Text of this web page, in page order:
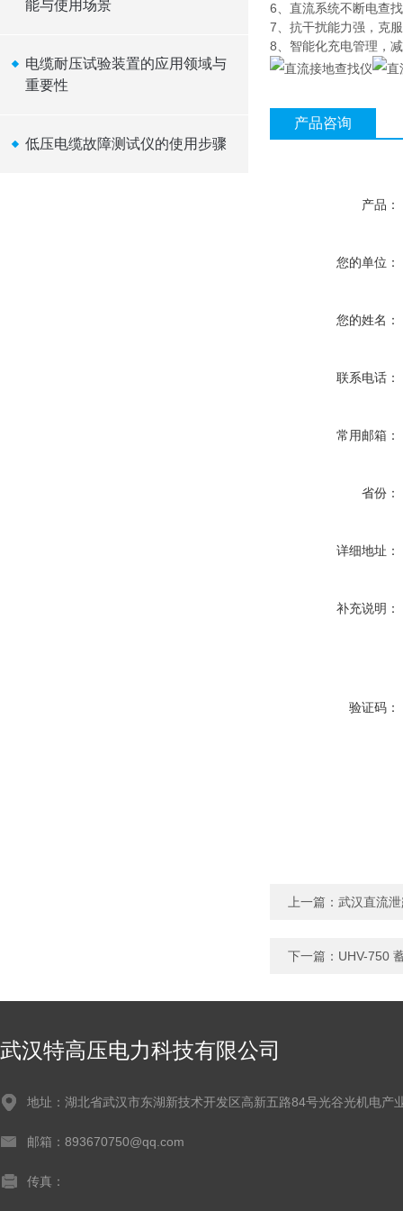
能与使用场景
电缆耐压试验装置的应用领域与
重要性
低压电缆故障测试仪的使用步骤
6、直流系统不断电查
7、抗干扰能力强，克
8、智能化充电管理，
产品咨询
产品：
您的单位：
您的姓名：
联系电话：
常用邮箱：
省份：
详细地址：
补充说明：
验证码：
上一篇： 武汉直流
下一篇： UHV-750
武汉特高压电力科技有限公司
地址：湖北省武汉市东湖新技术开发区高新五路84号光谷光机电产
邮箱：893670750@qq.com
传真：